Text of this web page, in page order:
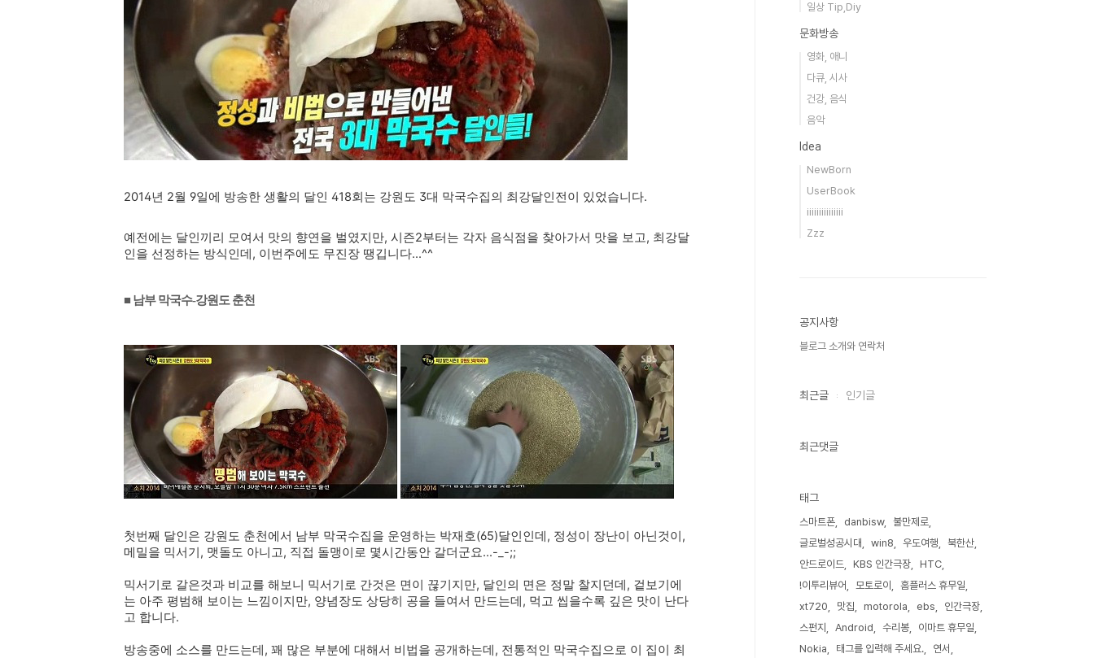
2014년 2월 9일에 방송한 생활의 달인 418회는 강원도 3대 막국수집의 최강달인전이 있었습니다.
예전에는 달인끼리 모여서 맛의 향연을 벌였지만, 시즌2부터는 각자 음식점을 찾아가서 맛을 보고, 최강달
인을 선정하는 방식인데, 이번주에도 무진장 땡깁니다...^^
■ 남부 막국수-강원도 춘천
첫번째 달인은 강원도 춘천에서 남부 막국수집을 운영하는 박재호(65)달인인데, 정성이 장난이 아닌것이,
메밀을 믹서기, 맷돌도 아니고, 직접 돌맹이로 몇시간동안 갈더군요...-_-;;
믹서기로 갈은것과 비교를 해보니 믹서기로 간것은 면이 끊기지만, 달인의 면은 정말 찰지던데, 겉보기에
는 아주 평범해 보이는 느낌이지만, 양념장도 상당히 공을 들여서 만드는데, 먹고 씹을수록 깊은 맛이 난다
고 합니다.
방송중에 소스를 만드는데, 꽤 많은 부분에 대해서 비법을 공개하는데, 전통적인 막국수집으로 이 집이 최
일상 Tip,Diy
문화방송
영화, 애니
다큐, 시사
건강, 음식
음악
Idea
NewBorn
UserBook
iiiiiiiiiiiiiii
Zzz
공지사항
블로그 소개와 연락처
최근글 인기글
최근댓글
태그
스마트폰 danbisw
불만제로
글로벌성공시대
win8 우도여행
북한산
안드로이드
KBS 인간극장
HTC
!이투리뷰어
모토로이
홈플러스 휴무일
xt720
맛집 motorola ebs
인간극장
스펀지
Android 수리봉
이마트 휴무일
Nokia
태그를 입력해 주세요.
연서